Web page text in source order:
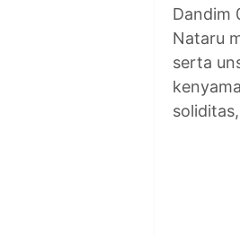
Dandim
Nataru
serta